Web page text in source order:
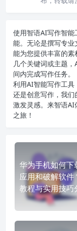
使用智语AI写作智能
能。无论是撰写专
能为您提供丰富的素
几个关键词或主题
间内完成写作任务。
利用AI智能写作工
还是创意写作，我们
激发灵感。来智语AI
之旅！
华为手机如何下
应用和破解软件
教程与实用技巧